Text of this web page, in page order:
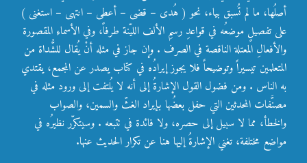
أصلُها، ما لم تُسبق بياء، نحو ( هُدى – قضى – أعطى – انتهى – استغنى )
على تفصيلٍ موضعُه في قواعدِ رسمِ الألف الليّنة طرفاً، وفي الأسماءِ المقصورة
والأفعالِ المعتلة الناقصة في الصرف . وإن جاز في مثله أنْ يُقال للشُّداة من
المتعلمين تيسيراً وتوضيحاً فلا يجوز إيرادُه في كتاب يصدر عن المجمع، يقتدي
به الناس . ومن فضول القول الإشارةُ إلى أنه لا يُلتفت إلى ورود مثله في
مصنَّفات المحدثين التي حفل بعضُها بإيراد الغثّ والسمين، والصواب
والخطأ، مما لا سبيل إلى حصره، ولا فائدة في تتبعه . وسيتكرّر نظيرُه في
مواضع مختلفة، تغني الإشارةُ إليها هنا عن تكرار الحديث عنها.